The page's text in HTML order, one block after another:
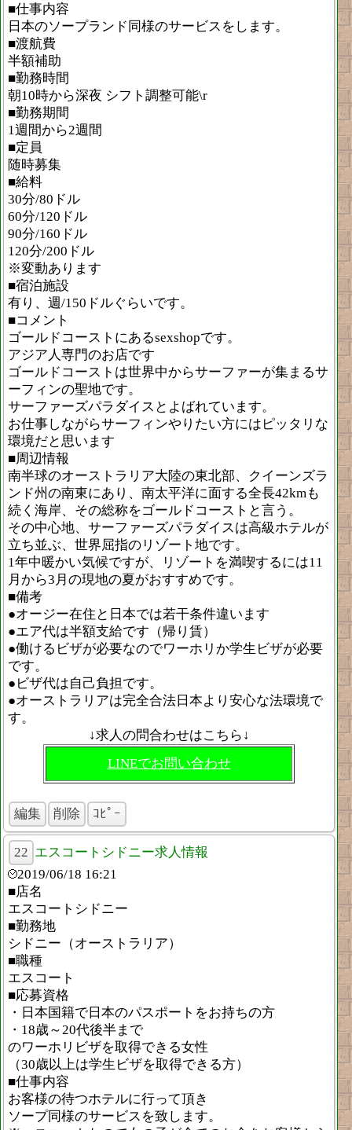
■仕事内容
日本のソープランド同様のサービスをします。
■渡航費
半額補助
■勤務時間
朝10時から深夜 シフト調整可能\r
■勤務期間
1週間から2週間
■定員
随時募集
■給料
30分/80ドル
60分/120ドル
90分/160ドル
120分/200ドル
※変動あります
■宿泊施設
有り、週/150ドルぐらいです。
■コメント
ゴールドコーストにあるsexshopです。
アジア人専門のお店です
ゴールドコーストは世界中からサーファーが集まるサ
ーフィンの聖地です。
サーファーズパラダイスとよばれています。
お仕事しながらサーフィンやりたい方にはピッタリな
環境だと思います
■周辺情報
南半球のオーストラリア大陸の東北部、クイーンズラ
ンド州の南東にあり、南太平洋に面する全長42kmも
続く海岸、その総称をゴールドコーストと言う。
その中心地、サーファーズパラダイスは高級ホテルが
立ち並ぶ、世界屈指のリゾート地です。
1年中暖かい気候ですが、リゾートを満喫するには11
月から3月の現地の夏がおすすめです。
■備考
●オージー在住と日本では若干条件違います
●エア代は半額支給です（帰り賃）
●働けるビザが必要なのでワーホリか学生ビザが必要
です。
●ビザ代は自己負担です。
●オーストラリアは完全合法日本より安心な法環境で
す。
↓求人の問合わせはこちら↓
LINEでお問い合わせ
編集 削除 ｺﾋﾟｰ
22 エスコートシドニー求人情報
2019/06/18 16:21
■店名
エスコートシドニー
■勤務地
シドニー（オーストラリア）
■職種
エスコート
■応募資格
・日本国籍で日本のパスポートをお持ちの方
・18歳～20代後半まで
のワーホリビザを取得できる女性
（30歳以上は学生ビザを取得できる方）
■仕事内容
お客様の待つホテルに行って頂き
ソープ同様のサービスを致します。